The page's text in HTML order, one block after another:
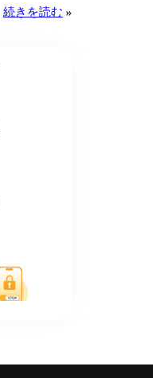
続きを読む »